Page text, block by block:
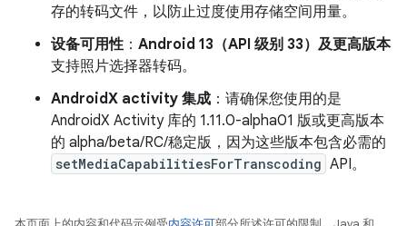
存的转码文件，以防止过度使用存储空间用量。
设备可用性： Android 13（API 级别 33）及更高版本
支持照片选择器转码。
AndroidX activity 集成 ：请确保您使用的是
AndroidX Activity 库的 1.11.0-alpha01 版或更高版本
的 alpha/beta/RC/稳定版，因为这些版本包含必需的
setMediaCapabilitiesForTranscoding API。